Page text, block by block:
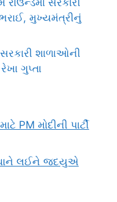
મુખ્યમંત્રીનું
શાળાઓની
ગુપ્તા
PM મોદીની પાર્ટી
લઈને જદયુએ